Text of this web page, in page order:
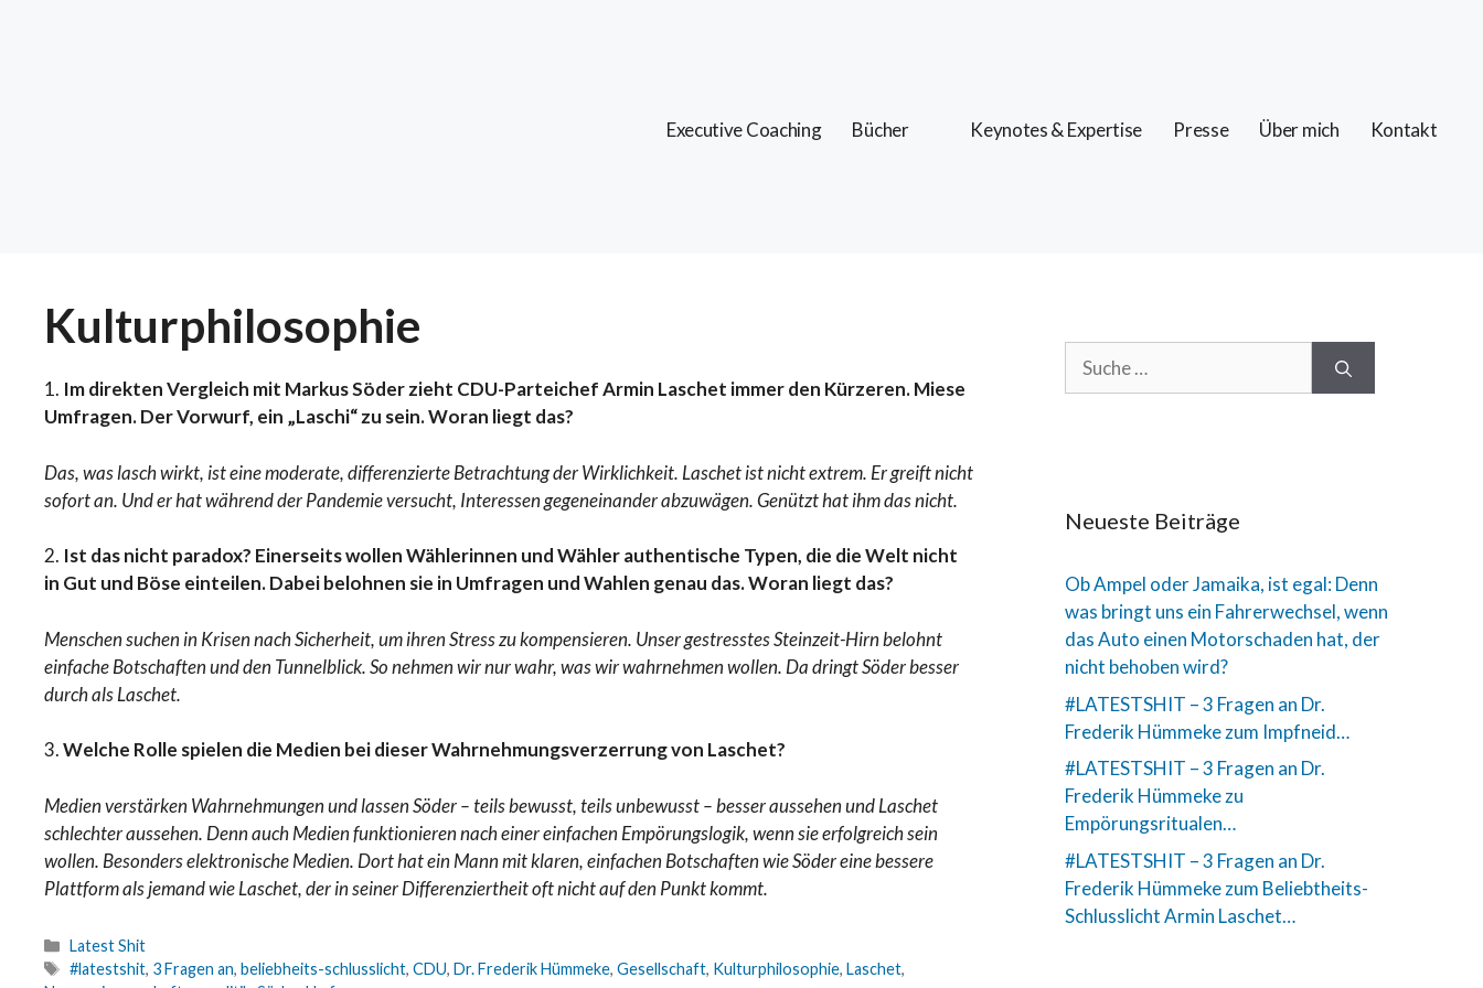
Executive Coaching Bücher Keynotes & Expertise Presse Über mich Kontakt
Kulturphilosophie
1. Im direkten Vergleich mit Markus Söder zieht CDU-Parteichef Armin Laschet immer den Kürzeren. Miese
Umfragen. Der Vorwurf, ein „Laschi“ zu sein. Woran liegt das?
Das, was lasch wirkt, ist eine moderate, differenzierte Betrachtung der Wirklichkeit. Laschet ist nicht extrem. Er greift nicht
sofort an. Und er hat während der Pandemie versucht, Interessen gegeneinander abzuwägen. Genützt hat ihm das nicht.
2. Ist das nicht paradox? Einerseits wollen Wählerinnen und Wähler authentische Typen, die die Welt nicht
in Gut und Böse einteilen. Dabei belohnen sie in Umfragen und Wahlen genau das. Woran liegt das?
Menschen suchen in Krisen nach Sicherheit, um ihren Stress zu kompensieren. Unser gestresstes Steinzeit-Hirn belohnt
einfache Botschaften und den Tunnelblick. So nehmen wir nur wahr, was wir wahrnehmen wollen. Da dringt Söder besser
durch als Laschet.
3.Welche Rolle spielen die Medien bei dieser Wahrnehmungsverzerrung von Laschet?
Medien verstärken Wahrnehmungen und lassen Söder – teils bewusst, teils unbewusst – besser aussehen und Laschet
schlechter aussehen. Denn auch Medien funktionieren nach einer einfachen Empörungslogik, wenn sie erfolgreich sein
wollen. Besonders elektronische Medien. Dort hat ein Mann mit klaren, einfachen Botschaften wie Söder eine bessere
Plattform als jemand wie Laschet, der in seiner Differenziertheit oft nicht auf den Punkt kommt.
Latest Shit
#latestshit, 3 Fragen an,beliebheits-schlusslicht,CDU,Dr. Frederik Hümmeke,Gesellschaft, Kulturphilosophie,Laschet,
Neueste Beiträge
Ob Ampel oder Jamaika, ist egal: Denn
was bringt uns ein Fahrerwechsel, wenn
das Auto einen Motorschaden hat, der
nicht behoben wird?
#LATESTSHIT – 3 Fragen an Dr.
Frederik Hümmeke zum Impfneid…
#LATESTSHIT – 3 Fragen an Dr.
Frederik Hümmeke zu
Empörungsritualen…
#LATESTSHIT – 3 Fragen an Dr.
Frederik Hümmeke zum Beliebtheits-
Schlusslicht Armin Laschet…